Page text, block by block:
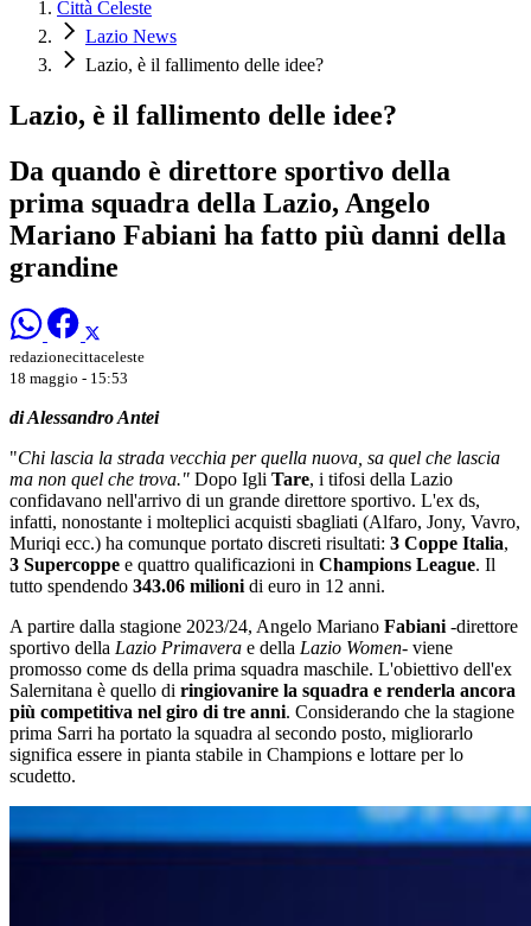
Città Celeste
Lazio News
Lazio, è il fallimento delle idee?
Lazio, è il fallimento delle idee?
Da quando è direttore sportivo della
prima squadra della Lazio, Angelo
Mariano Fabiani ha fatto più danni della
grandine
redazionecittaceleste
18 maggio - 15:53
di Alessandro Antei
"Chi lascia la strada vecchia per quella nuova, sa quel che lascia
ma non quel che trova." Dopo Igli Tare, i tifosi della Lazio
confidavano nell'arrivo di un grande direttore sportivo. L'ex ds,
infatti, nonostante i molteplici acquisti sbagliati (Alfaro, Jony, Vavro,
Muriqi ecc.) ha comunque portato discreti risultati: 3 Coppe Italia,
3 Supercoppe e quattro qualificazioni in Champions League. Il
tutto spendendo 343.06 milioni di euro in 12 anni.
A partire dalla stagione 2023/24, Angelo Mariano Fabiani -direttore
sportivo della Lazio Primavera e della Lazio Women- viene
promosso come ds della prima squadra maschile. L'obiettivo dell'ex
Salernitana è quello di ringiovanire la squadra e renderla ancora
più competitiva nel giro di tre anni. Considerando che la stagione
prima Sarri ha portato la squadra al secondo posto, migliorarlo
significa essere in pianta stabile in Champions e lottare per lo
scudetto.